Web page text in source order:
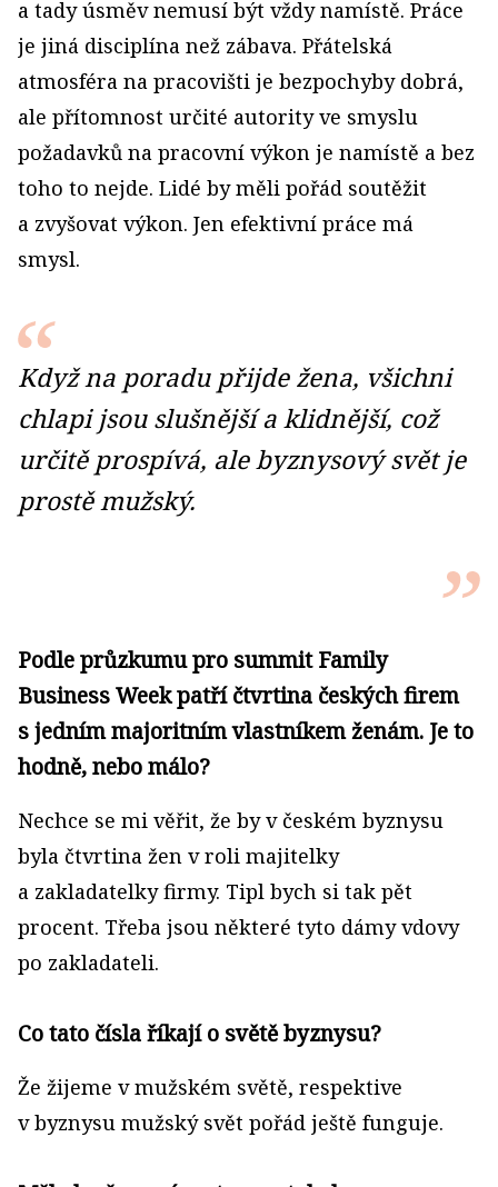
a tady úsměv nemusí být vždy namístě. Práce
je jiná disciplína než zábava. Přátelská
atmosféra na pracovišti je bezpochyby dobrá,
ale přítomnost určité autority ve smyslu
požadavků na pracovní výkon je namístě a bez
toho to nejde. Lidé by měli pořád soutěžit
a zvyšovat výkon. Jen efektivní práce má
smysl.
Když na poradu přijde žena, všichni
chlapi jsou slušnější a klidnější, což
určitě prospívá, ale byznysový svět je
prostě mužský.
Podle průzkumu pro summit Family
Business Week patří čtvrtina českých firem
s jedním majoritním vlastníkem ženám. Je to
hodně, nebo málo?
Nechce se mi věřit, že by v českém byznysu
byla čtvrtina žen v roli majitelky
a zakladatelky firmy. Tipl bych si tak pět
procent. Třeba jsou některé tyto dámy vdovy
po zakladateli.
Co tato čísla říkají o světě byznysu?
Že žijeme v mužském světě, respektive
v byznysu mužský svět pořád ještě funguje.